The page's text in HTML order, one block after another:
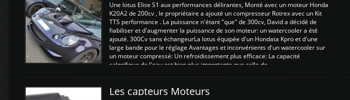
Une lotus Elise S1 aux performances délirantes, Monté avec un moteur Honda
K20A2 de 200cv , le propriétaire a ajouté un compresseur Rotrex avec un Kit
TTS performance . La puissance n'étant "que" de 300cv, David a décidé de
fiabiliser et d'augmenter la puissance de son moteur: un watercooler a été
ajouté. 300Cv sans échangeurLa lotus équipée d'un Hondata Kpro et d'une
large bande pour le réglage Avantages et inconvénients d'un watercooler sur
un moteur compressé: Un refroidissement plus efficace: La capacité
calorifique de l'eau est bien plus importante que celle de ...
Les capteurs Moteurs